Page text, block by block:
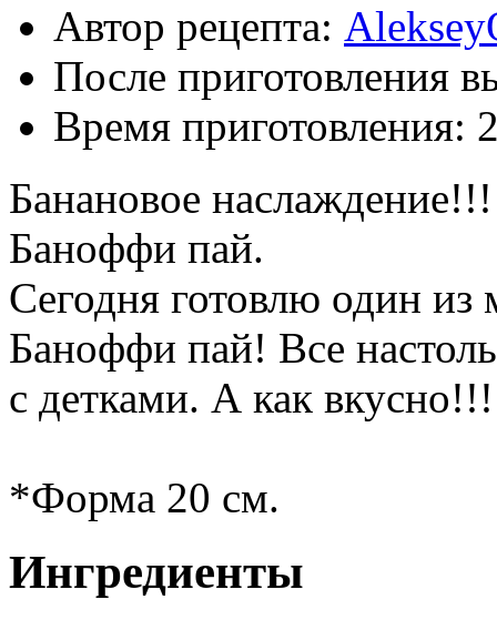
Автор рецепта:
После приготовления
Время приготовления:
Банановое
Баноффи пай.
Сегодня готовлю один
Баноффи пай! Все
с детками. А как вкусно!!!
*Форма 20 см.
Ингредиенты